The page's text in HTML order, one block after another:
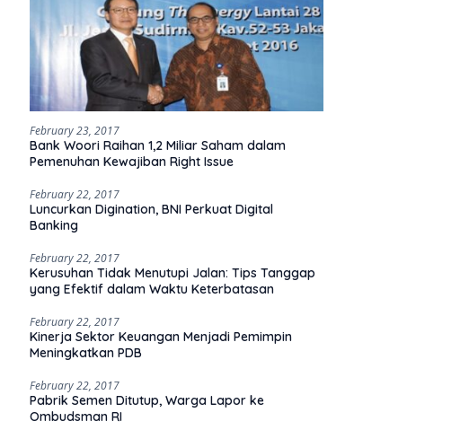
February 23, 2017
Bank Woori Raihan 1,2 Miliar Saham dalam
Pemenuhan Kewajiban Right Issue
February 22, 2017
Luncurkan Digination, BNI Perkuat Digital
Banking
February 22, 2017
Kerusuhan Tidak Menutupi Jalan: Tips Tanggap
yang Efektif dalam Waktu Keterbatasan
February 22, 2017
Kinerja Sektor Keuangan Menjadi Pemimpin
Meningkatkan PDB
February 22, 2017
Pabrik Semen Ditutup, Warga Lapor ke
Ombudsman RI